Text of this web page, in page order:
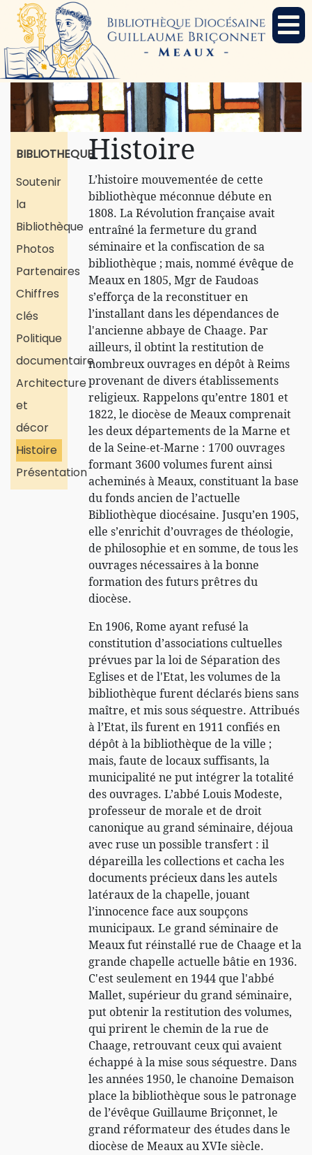
BIBLIOTHEQUE
Soutenir
la
Bibliothèque
Photos
Partenaires
Chiffres
clés
Politique
documentaire
Architecture
et
décor
Histoire
Présentation
Histoire
L’histoire mouvementée de cette
bibliothèque méconnue débute en
1808. La Révolution française avait
entraîné la fermeture du grand
séminaire et la confiscation de sa
bibliothèque ; mais, nommé évêque de
Meaux en 1805, Mgr de Faudoas
s’efforça de la reconstituer en
l’installant dans les dépendances de
l'ancienne abbaye de Chaage. Par
ailleurs, il obtint la restitution de
nombreux ouvrages en dépôt à Reims
provenant de divers établissements
religieux. Rappelons qu’entre 1801 et
1822, le diocèse de Meaux comprenait
les deux départements de la Marne et
de la Seine-et-Marne : 1700 ouvrages
formant 3600 volumes furent ainsi
acheminés à Meaux, constituant la base
du fonds ancien de l’actuelle
Bibliothèque diocésaine. Jusqu’en 1905,
elle s’enrichit d’ouvrages de théologie,
de philosophie et en somme, de tous les
ouvrages nécessaires à la bonne
formation des futurs prêtres du
diocèse.
En 1906, Rome ayant refusé la
constitution d’associations cultuelles
prévues par la loi de Séparation des
Eglises et de l'Etat, les volumes de la
bibliothèque furent déclarés biens sans
maître, et mis sous séquestre. Attribués
à l’Etat, ils furent en 1911 confiés en
dépôt à la bibliothèque de la ville ;
mais, faute de locaux suffisants, la
municipalité ne put intégrer la totalité
des ouvrages. L’abbé Louis Modeste,
professeur de morale et de droit
canonique au grand séminaire, déjoua
avec ruse un possible transfert : il
dépareilla les collections et cacha les
documents précieux dans les autels
latéraux de la chapelle, jouant
l’innocence face aux soupçons
municipaux. Le grand séminaire de
Meaux fut réinstallé rue de Chaage et la
grande chapelle actuelle bâtie en 1936.
C'est seulement en 1944 que l'abbé
Mallet, supérieur du grand séminaire,
put obtenir la restitution des volumes,
qui prirent le chemin de la rue de
Chaage, retrouvant ceux qui avaient
échappé à la mise sous séquestre. Dans
les années 1950, le chanoine Demaison
place la bibliothèque sous le patronage
de l’évêque Guillaume Briçonnet, le
grand réformateur des études dans le
diocèse de Meaux au XVIe siècle.